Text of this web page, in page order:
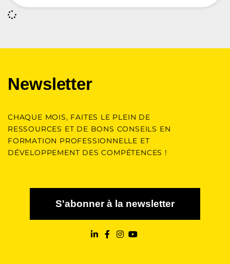
Newsletter
CHAQUE MOIS, FAITES LE PLEIN DE
RESSOURCES ET DE BONS CONSEILS EN
FORMATION PROFESSIONNELLE ET
DÉVELOPPEMENT DES COMPÉTENCES !
S'abonner à la newsletter